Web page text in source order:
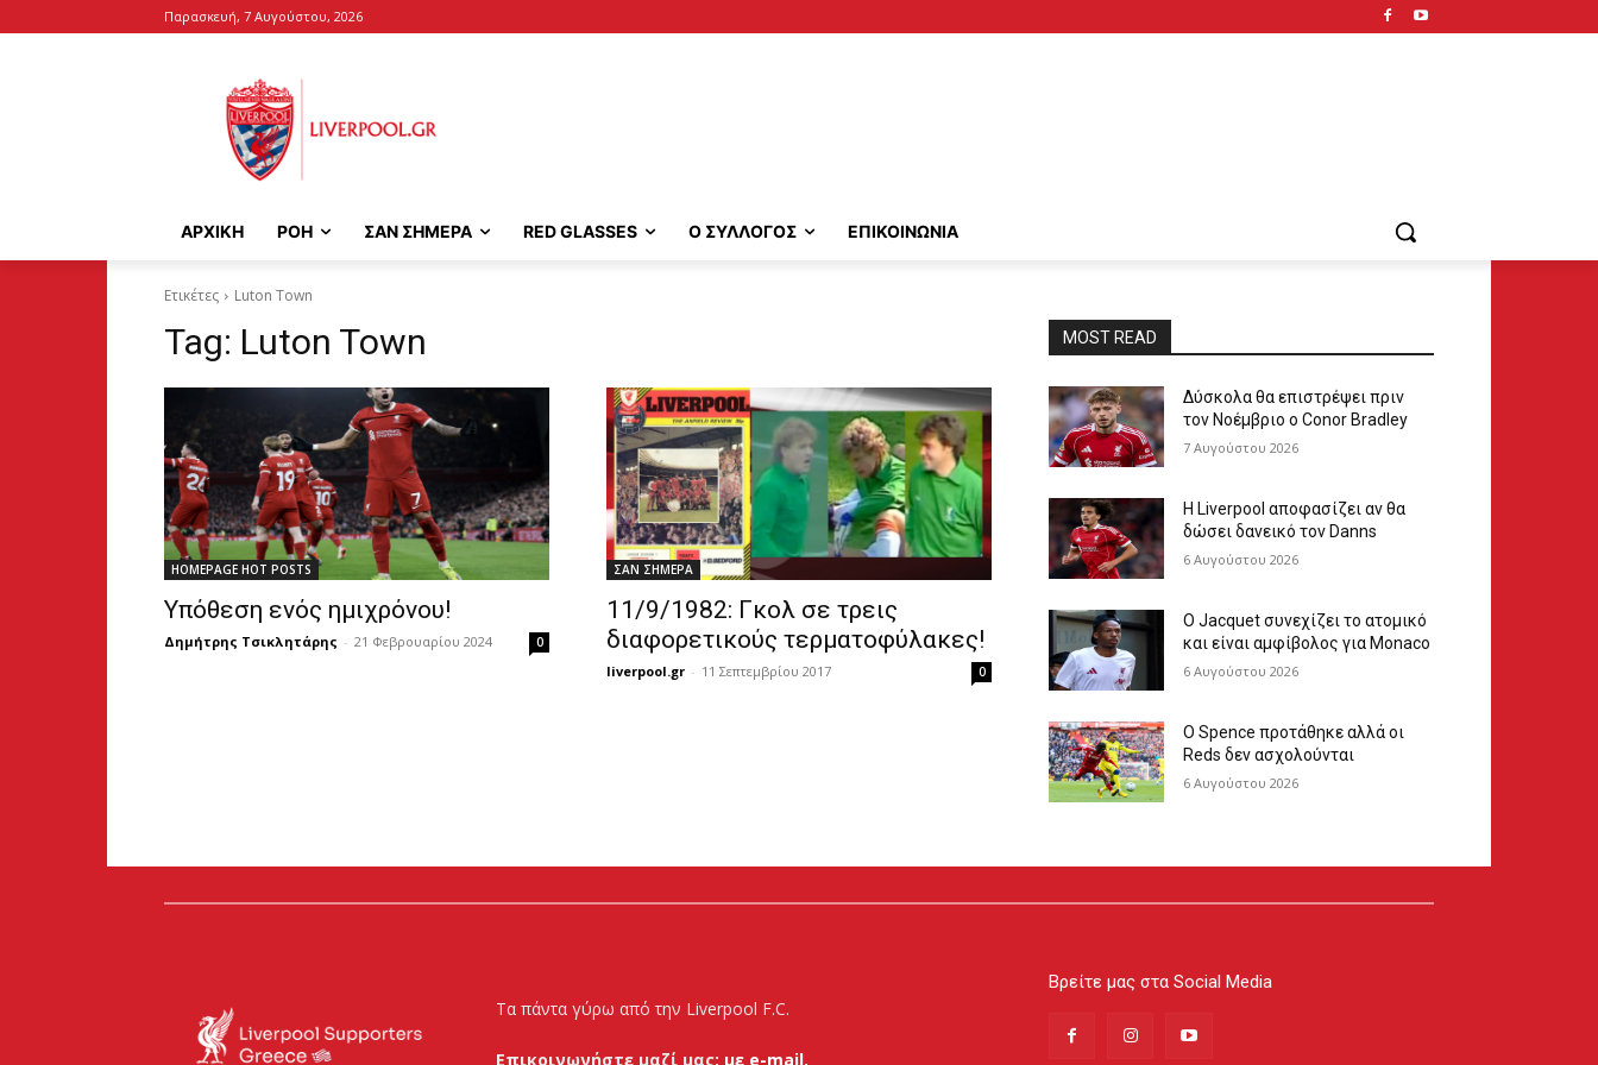
Παρασκευή, 7 Αυγούστου, 2026
ΑΡΧΙΚΉ ΡΟΗ ΣΑΝ ΣΗΜΕΡΑ RED GLASSES Ο ΣΥΛΛΟΓΟΣ ΕΠΙΚΟΙΝΩΝΙΑ
Ετικέτες Luton Town
Tag: Luton Town
HOMEPAGE HOT POSTS
Υπόθεση ενός ημιχρόνου!
Δημήτρης Τσικλητάρης - 21 Φεβρουαρίου 2024 0
ΣΑΝ ΣΗΜΕΡΑ
11/9/1982: Γκολ σε τρεις
διαφορετικούς τερματοφύλακες!
liverpool.gr - 11 Σεπτεμβρίου 2017 0
MOST READ
Δύσκολα θα επιστρέψει πριν
τον Νοέμβριο ο Conor Bradley
7 Αυγούστου 2026
Η Liverpool αποφασίζει αν θα
δώσει δανεικό τον Danns
6 Αυγούστου 2026
Ο Jacquet συνεχίζει το ατομικό
και είναι αμφίβολος για Monaco
6 Αυγούστου 2026
Ο Spence προτάθηκε αλλά οι
Reds δεν ασχολούνται
6 Αυγούστου 2026
Τα πάντα γύρω από την Liverpool F.C.
Επικοινωνήστε μαζί μας: με e-mail.
Βρείτε μας στα Social Media